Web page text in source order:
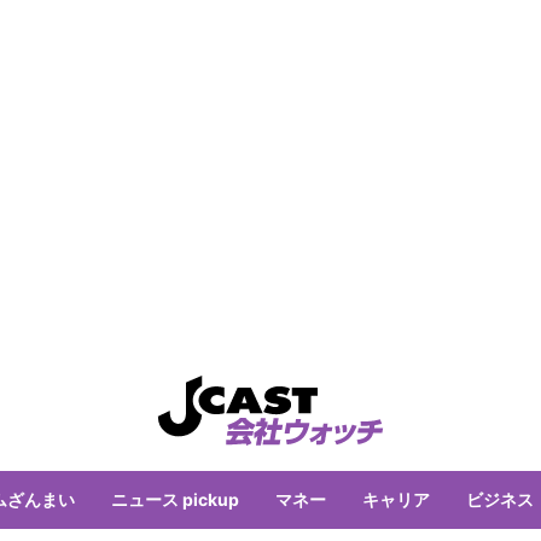
ざんまい ニュース pickup マネー キャリア ビジネス